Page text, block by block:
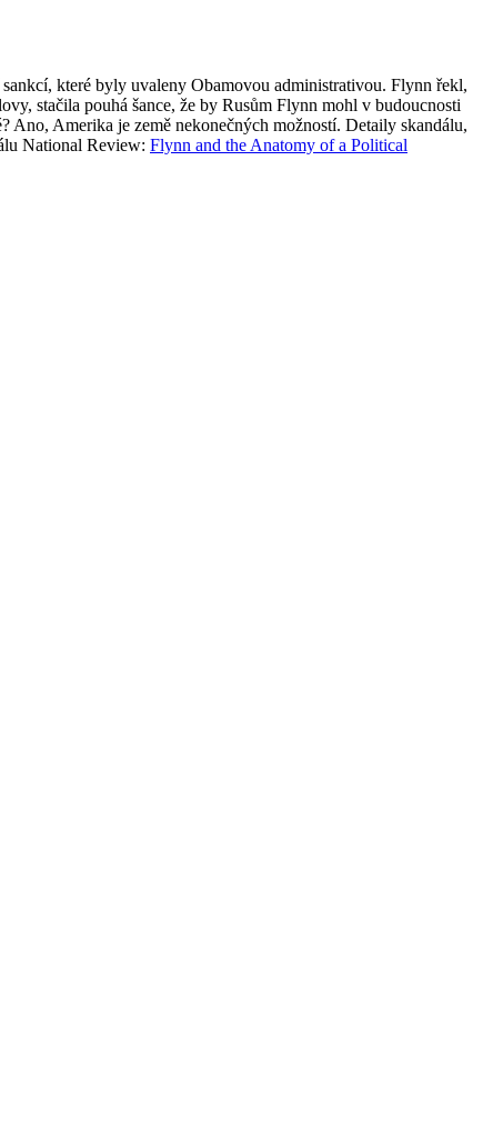
které byly uvaleny Obamovou administrativou. Flynn řekl,
stačila pouhá šance, že by Rusům Flynn mohl v budoucnosti
Ano, Amerika je země nekonečných možností. Detaily skandálu,
National Review: Flynn and the Anatomy of a Political